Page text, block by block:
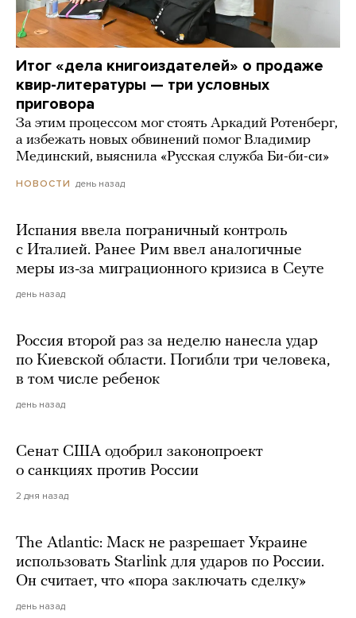
Итог «дела книгоиздателей» о продаже
квир-литературы — три условных
приговора
За этим процессом мог стоять Аркадий Ротенберг,
а избежать новых обвинений помог Владимир
Мединский, выяснила «Русская служба Би-би-си»
НОВОСТИ день назад
Испания ввела пограничный контроль
с Италией. Ранее Рим ввел аналогичные
меры из-за миграционного кризиса в Сеуте
день назад
Россия второй раз за неделю нанесла удар
по Киевской области. Погибли три человека,
в том числе ребенок
день назад
Сенат США одобрил законопроект
о санкциях против России
2 дня назад
The Atlantic: Маск не разрешает Украине
использовать Starlink для ударов по России.
Он считает, что «пора заключать сделку»
день назад